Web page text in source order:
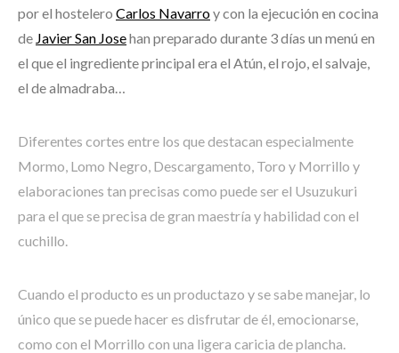
por el hostelero Carlos Navarroy con la ejecución en cocina
de Javier San Josehan preparado durante 3 días un menú en
el que el ingrediente principal era el Atún, el rojo, el salvaje,
el de almadraba…
Diferentes cortes entre los que destacan especialmente
Mormo, Lomo Negro, Descargamento, Toro y Morrillo y
elaboraciones tan precisas como puede ser el Usuzukuri
para el que se precisa de gran maestría y habilidad con el
cuchillo.
Cuando el producto es un productazo y se sabe manejar, lo
único que se puede hacer es disfrutar de él, emocionarse,
como con el Morrillo con una ligera caricia de plancha.